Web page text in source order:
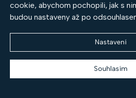
cookie, abychom pochopili, jak s
budou nastaveny až po
Nastavení
Souhlasím
í
p
r
v
k
y
v
í
OPTIMA DIAMANT,
český výrobce